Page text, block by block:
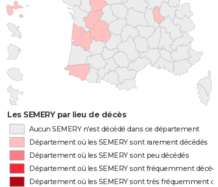
Les SEMERY par lieu de décès
Aucun SEMERY n'est décédé dans ce département
Département où les SEMERY sont rarement décédés
Département où les SEMERY sont peu décédés
Département où les SEMERY sont fréquemment
Département où les SEMERY sont très fréquemment